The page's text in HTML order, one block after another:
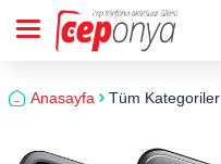
Anasayfa Tüm Kategoriler